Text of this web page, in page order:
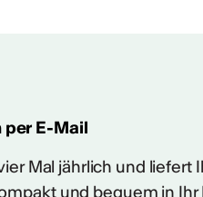
per E-Mail
Mal jährlich und liefert
und bequem in Ihr